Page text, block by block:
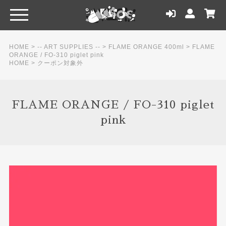
HOME > -- ART SUPPLIES -- > FLAME ORANGE 400ml > FLAME
ORANGE / FO-310 piglet pink
HOME > クーポン対象外
FLAME ORANGE / FO-310 piglet
pink